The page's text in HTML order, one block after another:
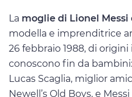
La moglie di Lionel Messi
modella e imprenditrice
26 febbraio 1988, di origini
conoscono fin da
Lucas Scaglia, miglior
Newell’s Old Boys, e